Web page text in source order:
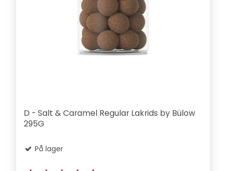
D - Salt & Caramel Regular Lakrids by Bülow
295G
På lager